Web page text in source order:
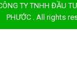
TY TNHH ĐẦU
PHƯỚC . All rights